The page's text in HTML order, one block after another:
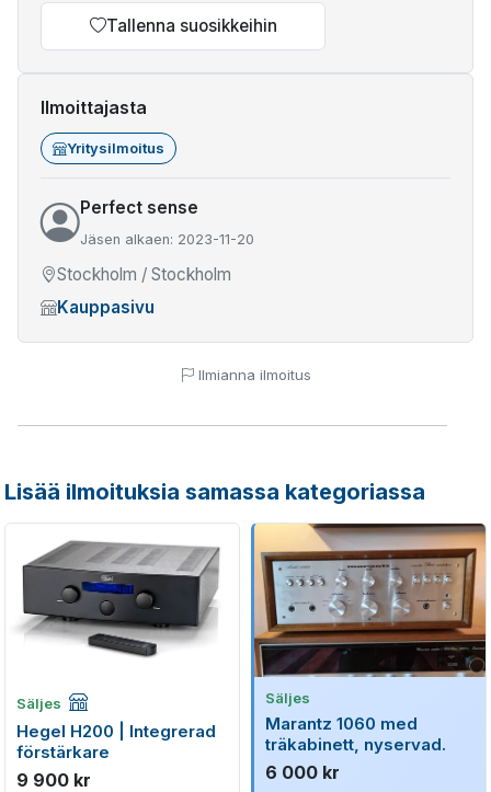
Tallenna suosikkeihin
Ilmoittajasta
Yritysilmoitus
Perfect sense
Jäsen alkaen: 2023-11-20
Stockholm / Stockholm
Kauppasivu
Ilmianna ilmoitus
Lisää ilmoituksia samassa kategoriassa
Säljes Företagsannons
Hegel H200 | Integrerad
förstärkare
9 900 kr
Säljes
Marantz 1060 med
träkabinett, nyservad.
6 000 kr